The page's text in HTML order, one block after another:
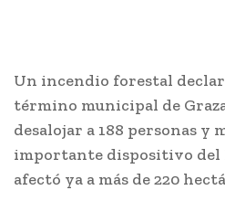
Un incendio forestal
término municipal de
desalojar a 188 personas y
importante dispositivo del
afectó ya a más de 220